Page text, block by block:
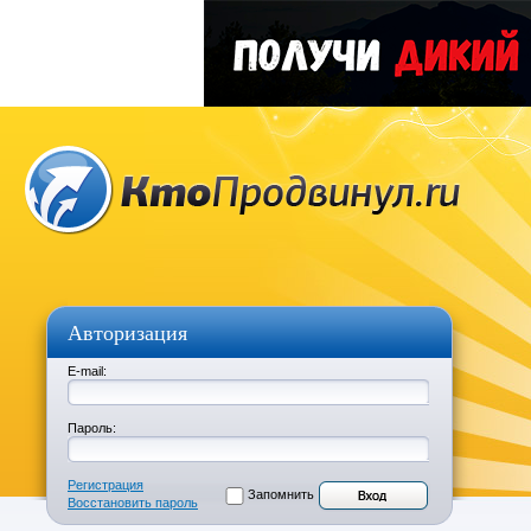
Авторизация
E-mail:
Пароль:
Регистрация
Восстановить пароль
Запомнить